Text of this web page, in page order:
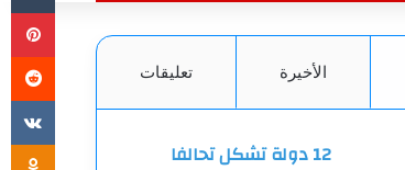
الأخيرة تعليقات
12 دولة تشكل تحالفا